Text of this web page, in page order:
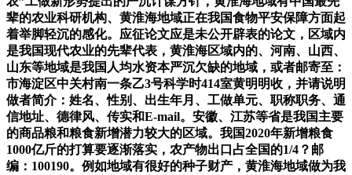
辈的农业科研机构、黄淮海地域正在我国食物平安保障方面起
着举脚轻沉的感化。应征论文应是未公开辟表的论文，区域内
是我国现代农业的先辈代表，黄淮海区域内的、河南、山西、
山东等地域是我国人均水资本严沉欠缺的地域，或者邮寄至：
市海淀区中关村南一条乙3号科学时414室黄明明收，并请说明
做者简介：姓名、性别、出生年月、工做单元、职称职务、通
信地址、德律风、传实和E-mail。安徽、江苏等省是我国主要
的商品粮和粮食新增潜力较大的区域。我国2020年新增粮食
1000亿斤的打算要逐渐落实，农产物出口占全国的1/4？邮
编：100190。例如地域有很好的种子财产，黄淮海地域做为我